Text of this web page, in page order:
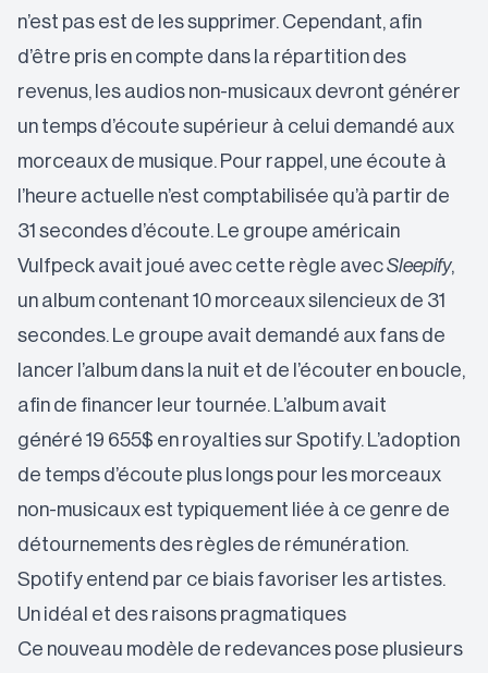
n’est pas est de les supprimer. Cependant, afin
d’être pris en compte dans la répartition des
revenus, les audios non-musicaux devront générer
un temps d’écoute supérieur à celui demandé aux
morceaux de musique. Pour rappel, une écoute à
l’heure actuelle n’est comptabilisée qu’à partir de
31 secondes d’écoute. Le groupe américain
Vulfpeck avait joué avec cette règle avecSleepify,
un album contenant 10 morceaux silencieux de 31
secondes. Le groupe avait demandé aux fans de
lancer l’album dans la nuit et de l’écouter en boucle,
afin de financer leur tournée. L’album avait
généré 19 655$ en royaltiessur Spotify. L’adoption
de temps d’écoute plus longs pour les morceaux
non-musicaux est typiquement liée à ce genre de
détournements des règles de rémunération.
Spotify entend par ce biais favoriser les artistes.
Un idéal et des raisons pragmatiques
Ce nouveau modèle de redevances pose plusieurs